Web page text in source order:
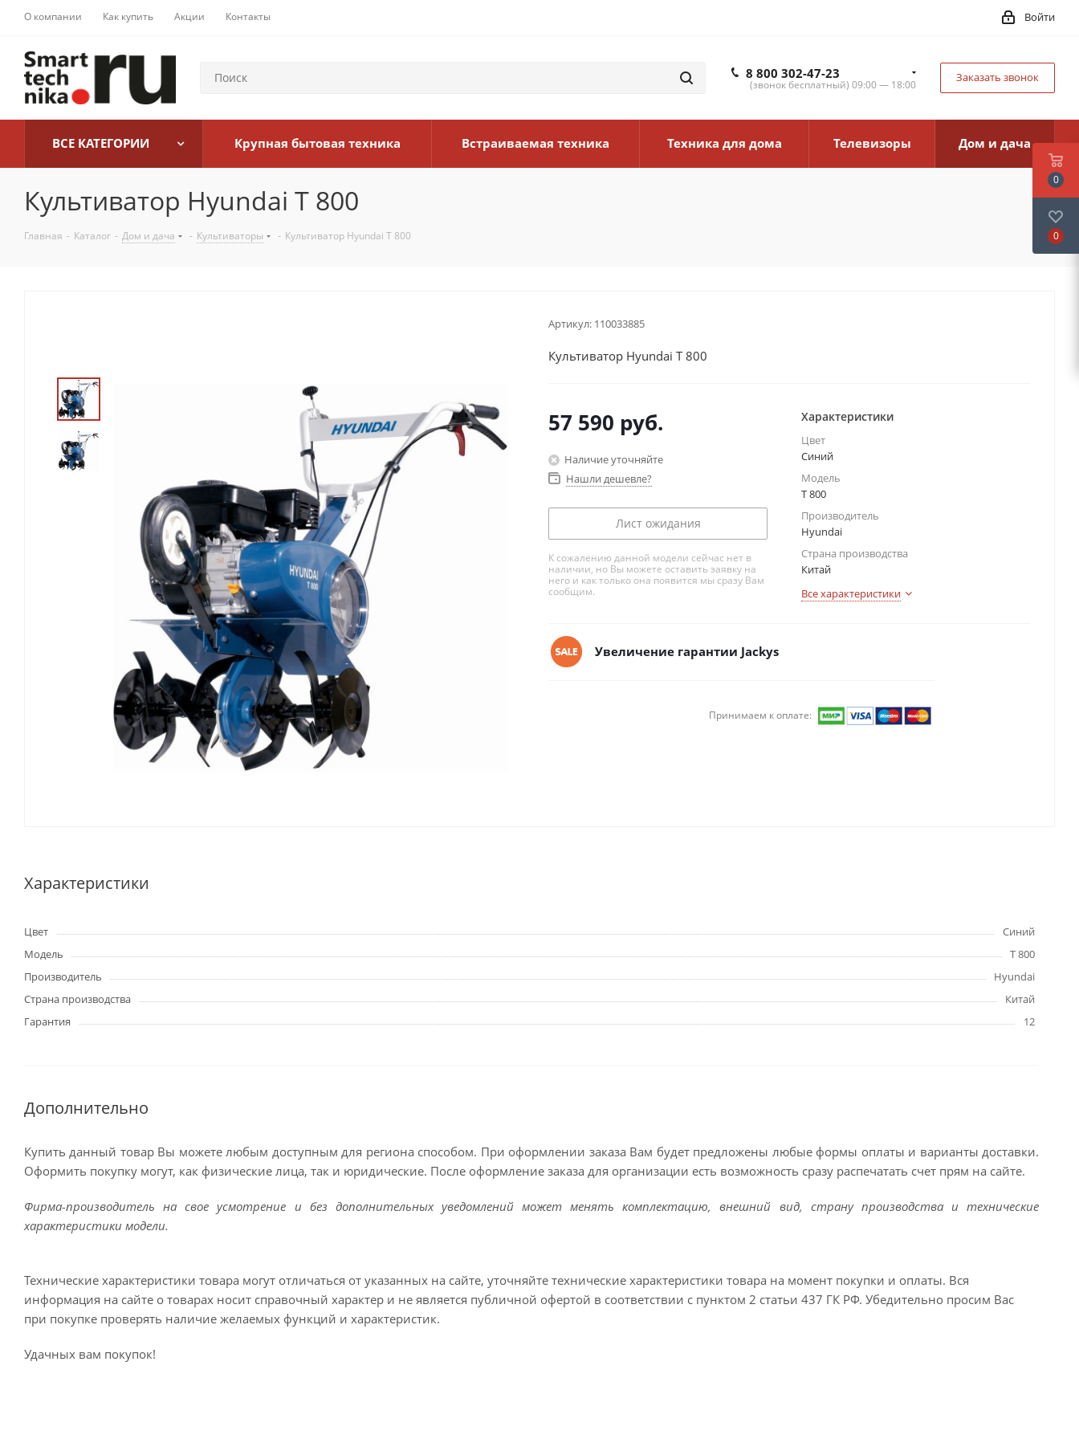
О компании Как купить Акции Контакты Войти
8 800 302-47-23
(звонок бесплатный) 09:00 — 18:00
Заказать звонок
ВСЕ КАТЕГОРИИ Крупная бытовая техника Встраиваемая техника Техника для дома Телевизоры Дом и дача
Культиватор Hyundai T 800
Главная - Каталог - Дом и дача - Культиваторы - Культиватор Hyundai T 800
Артикул: 110033885
Культиватор Hyundai T 800
57 590 руб.
Наличие уточняйте
Нашли дешевле?
Лист ожидания
К сожалению данной модели сейчас нет в
наличии, но Вы можете оставить заявку на
него и как только она появится мы сразу Вам
сообщим.
Характеристики
Цвет
Синий
Модель
T 800
Производитель
Hyundai
Страна производства
Китай
Все характеристики
Увеличение гарантии Jackys
Принимаем к оплате:
Характеристики
Цвет
Синий
Модель
T 800
Производитель
Hyundai
Страна производства
Китай
Гарантия
12
Дополнительно
Купить данный товар Вы можете любым доступным для региона способом. При оформлении заказа Вам будет предложены любые формы оплаты и варианты доставки.
Оформить покупку могут, как физические лица, так и юридические. После оформление заказа для организации есть возможность сразу распечатать счет прям на сайте.
Фирма-производитель на свое усмотрение и без дополнительных уведомлений может менять комплектацию, внешний вид, страну производства и технические
характеристики модели.
Технические характеристики товара могут отличаться от указанных на сайте, уточняйте технические характеристики товара на момент покупки и оплаты. Вся
информация на сайте о товарах носит справочный характер и не является публичной офертой в соответствии с пунктом 2 статьи 437 ГК РФ. Убедительно просим Вас
при покупке проверять наличие желаемых функций и характеристик.
Удачных вам покупок!
0
0